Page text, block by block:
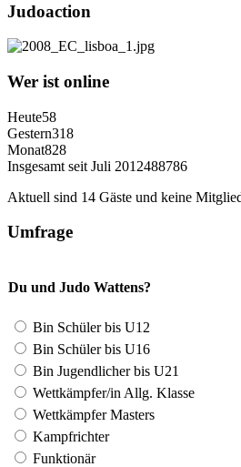
Judoaction
Wer ist online
Heute58
Gestern318
Monat828
Insgesamt seit Juli 2012488786
Aktuell sind 14 Gäste und keine
Umfrage
Du und Judo Wattens?
Bin Schüler bis U12
Bin Schüler bis U16
Bin Jugendlicher bis U21
Wettkämpfer/in Allg. Klasse
Wettkämpfer Masters
Kampfrichter
Funktionär